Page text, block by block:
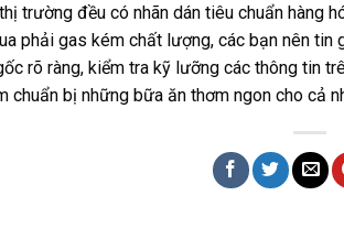
trường đều có nhãn dán tiêu chuẩn hàng
phải gas kém chất lượng, các bạn nên
rõ ràng, kiểm tra kỹ lưỡng các thông tin
chuẩn bị những bữa ăn thơm ngon cho cả